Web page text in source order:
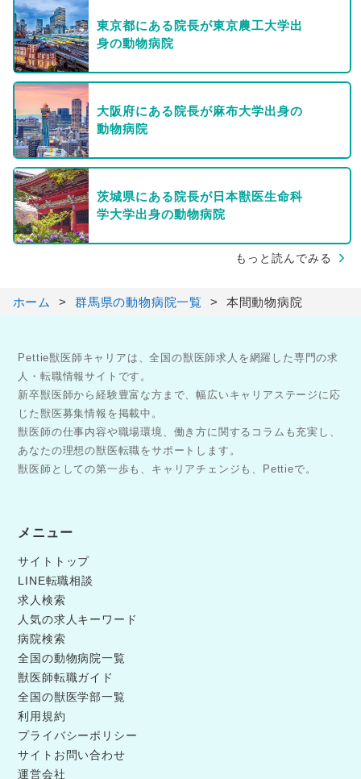
東京都にある院長が東京農工大学出
身の動物病院
大阪府にある院長が麻布大学出身の
動物病院
茨城県にある院長が日本獣医生命科
学大学出身の動物病院
もっと読んでみる
ホーム 群馬県の動物病院一覧 本間動物病院
Pettie獣医師キャリアは、全国の獣医師求人を網羅した専門の求
人・転職情報サイトです。
新卒獣医師から経験豊富な方まで、幅広いキャリアステージに応
じた獣医募集情報を掲載中。
獣医師の仕事内容や職場環境、働き方に関するコラムも充実し、
あなたの理想の獣医転職をサポートします。
獣医師としての第一歩も、キャリアチェンジも、Pettieで。
メニュー
サイトトップ
LINE転職相談
求人検索
人気の求人キーワード
病院検索
全国の動物病院一覧
獣医師転職ガイド
全国の獣医学部一覧
利用規約
プライバシーポリシー
サイトお問い合わせ
運営会社